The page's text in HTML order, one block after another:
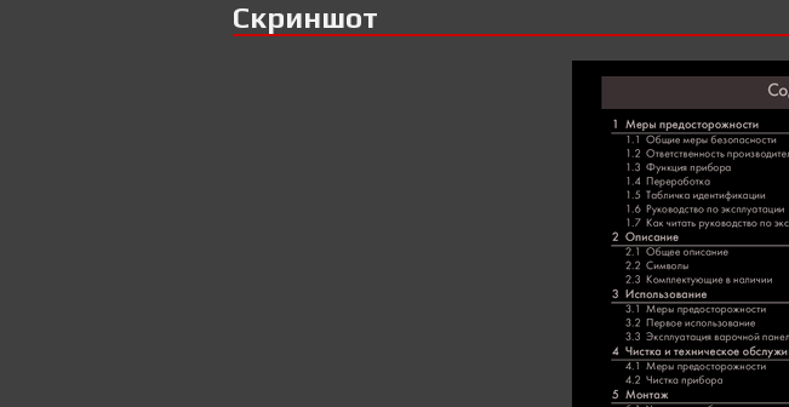
Скриншот